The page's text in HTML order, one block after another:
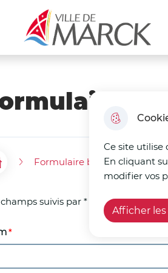
Ce site utilise
En cliquant
modifier vos
Afficher
Aller à la recherche
field
Ville de Marck
Formulaire budget
champs suivis par * sont obligatoires